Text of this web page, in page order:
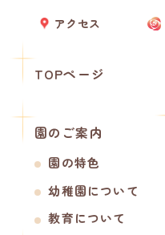
TOPページ
園のご案内
園の特色
幼稚園について
教育について
アクセス